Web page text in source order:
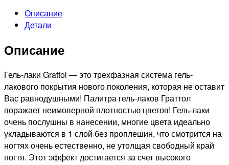
Описание
Детали
Описание
Гель-лаки Grattol — это трехфазная система гель-
лакового покрытия нового поколения, которая не оставит
Вас равнодушными! Палитра гель-лаков Граттол
поражает неимоверной плотностью цветов! Гель-лаки
очень послушны в нанесении, многие цвета идеально
укладываются в 1 слой без проплешин, что смотрится на
ногтях очень естественно, не утолщая свободный край
ногтя. Этот эффект достигается за счет высокого